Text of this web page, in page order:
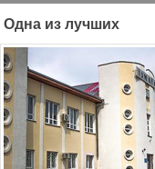
Одна из лучших